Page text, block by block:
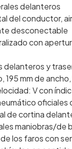
delanteros
del conductor,
desconectable
con
delanteros y
195 mm de
V con
oficiales
de cortina
maniobras/de
los faros con